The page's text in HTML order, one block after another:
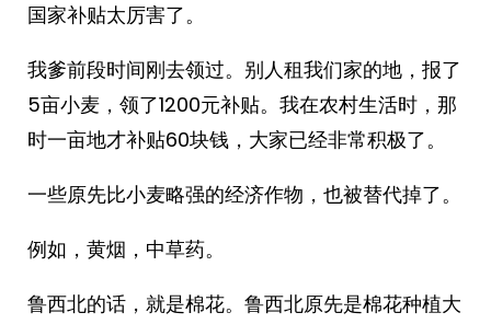
国家补贴太厉害了。
我爹前段时间刚去领过。别人租我们家的地，报了
5亩小麦，领了1200元补贴。我在农村生活时，那
时一亩地才补贴60块钱，大家已经非常积极了。
一些原先比小麦略强的经济作物，也被替代掉了。
例如，黄烟，中草药。
鲁西北的话，就是棉花。鲁西北原先是棉花种植大